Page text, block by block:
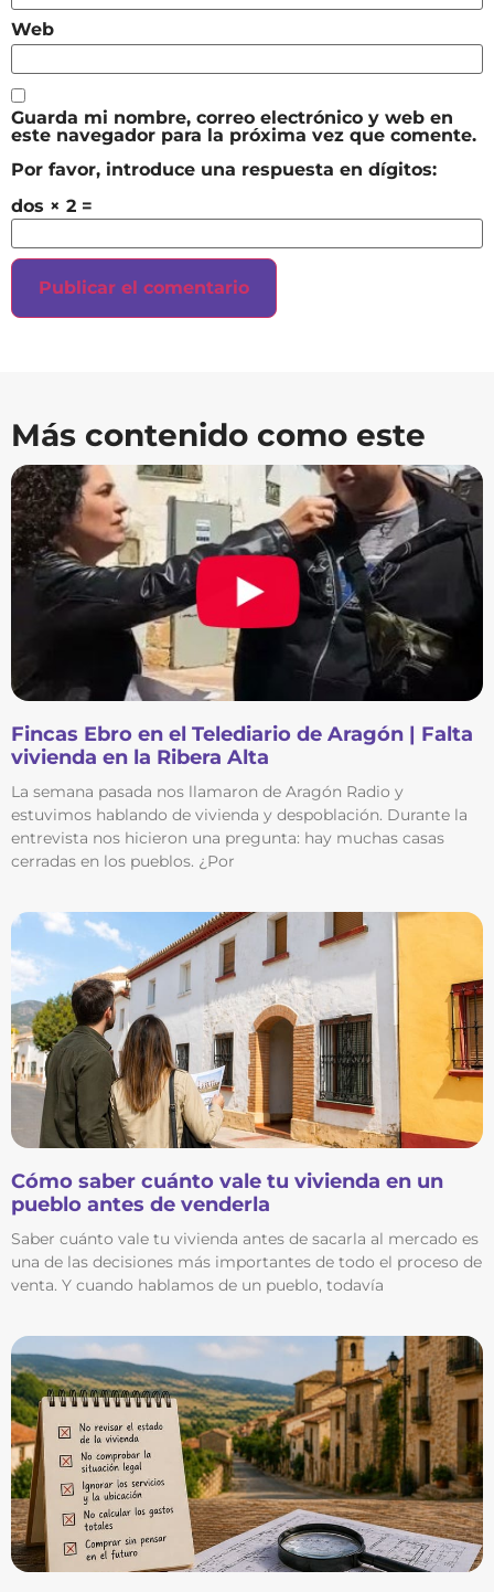
Web
Guarda mi nombre, correo electrónico y web en
este navegador para la próxima vez que comente.
Por favor, introduce una respuesta en dígitos:
dos × 2 =
Más contenido como este
Fincas Ebro en el Telediario de Aragón | Falta
vivienda en la Ribera Alta
La semana pasada nos llamaron de Aragón Radio y
estuvimos hablando de vivienda y despoblación. Durante la
entrevista nos hicieron una pregunta: hay muchas casas
cerradas en los pueblos. ¿Por
Cómo saber cuánto vale tu vivienda en un
pueblo antes de venderla
Saber cuánto vale tu vivienda antes de sacarla al mercado es
una de las decisiones más importantes de todo el proceso de
venta. Y cuando hablamos de un pueblo, todavía